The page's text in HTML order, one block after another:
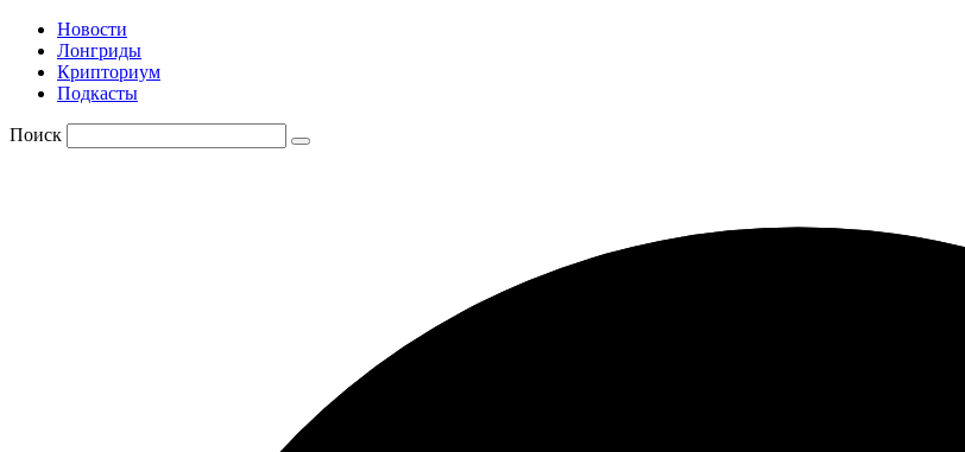
Новости
Лонгриды
Крипториум
Подкасты
Поиск